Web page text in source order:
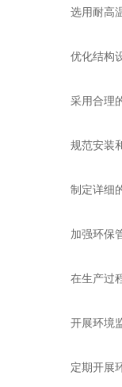
选用耐高温
优化结构
采用合理的
规范安装
制定详细的
加强环保
在生产过程
开展环境
定期开展环